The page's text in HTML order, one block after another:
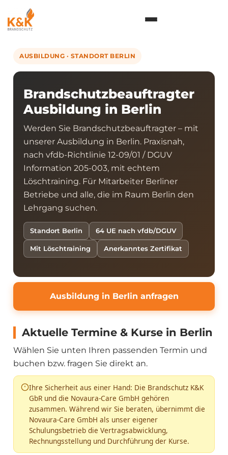
springen
AUSBILDUNG · STANDORT BERLIN
Brandschutzbeauftragter
Ausbildung in Berlin
Werden Sie Brandschutzbeauftragter – mit
unserer Ausbildung in Berlin. Praxisnah,
nach vfdb-Richtlinie 12-09/01 / DGUV
Information 205-003, mit echtem
Löschtraining. Für Mitarbeiter Berliner
Betriebe und alle, die im Raum Berlin den
Lehrgang suchen.
Standort Berlin 64 UE nach vfdb/DGUV
Mit Löschtraining Anerkanntes Zertifikat
Ausbildung in Berlin anfragen
Aktuelle Termine & Kurse in Berlin
Wählen Sie unten Ihren passenden Termin und
buchen bzw. fragen Sie direkt an.
Ihre Sicherheit aus einer Hand: Die Brandschutz K&K
GbR und die Novaura-Care GmbH gehören
zusammen. Während wir Sie beraten, übernimmt die
Novaura-Care GmbH als unser eigener
Schulungsbetrieb die Vertragsabwicklung,
Rechnungsstellung und Durchführung der Kurse.